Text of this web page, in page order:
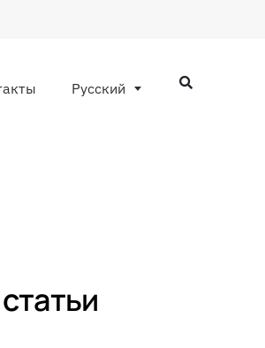
Русский